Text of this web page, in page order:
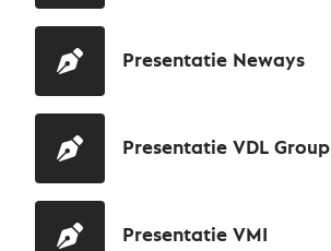
Presentatie Neways
Presentatie VDL Group
Presentatie VMI